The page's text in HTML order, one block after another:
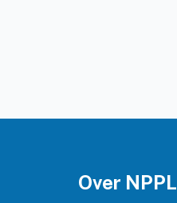
Over NPPL